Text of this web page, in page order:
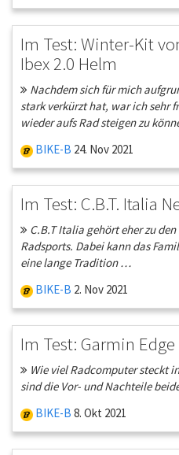
Im Test: Winter-Kit
Ibex 2.0 Helm
Nachdem sich für mich
stark verkürzt hat, war ich sehr
wieder aufs Rad steigen zu
BIKE-B 24. Nov 2021
Im Test: C.B.T. Italia
C.B.T Italia gehört eher zu
Radsports. Dabei kann das
eine lange Tradition …
BIKE-B 2. Nov 2021
Im Test: Garmin
Wie viel Radcomputer steckt
sind die Vor- und Nachteile
BIKE-B 8. Okt 2021